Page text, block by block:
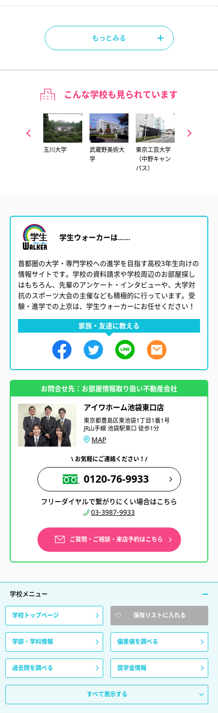
もっとみる
こんな学校も見られています
玉川大学
武蔵野美術大
学
東京工芸大学
（中野キャン
パス）
家族・友達に教える
学生ウォーカーは……
首都圏の大学・専門学校への進学を目指す高校3年生向けの
情報サイトです。学校の資料請求や学校周辺のお部屋探し
はもちろん、先輩のアンケート・インタビューや、大学対
抗のスポーツ大会の主催なども積極的に行っています。受
験・進学での上京は、学生ウォーカーにお任せください！
お問合せ先：お部屋情報取り扱い不動産会社
アイワホーム池袋東口店
東京都豊島区東池袋1丁目1番1号
JR山手線 池袋駅東口 徒歩1分
MAP
\ お気軽にご連絡ください！/
0120-76-9933
フリーダイヤルで繋がりにくい場合はこちら
03-3987-9933
ご質問・ご相談・来店予約はこちら
学校メニュー
学校トップページ 保存リストに入れる
学部・学科情報 偏差値を調べる
過去問を調べる 奨学金情報
すべて表示する